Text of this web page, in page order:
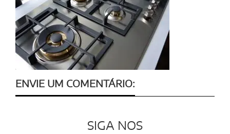
ENVIE UM COMENTÁRIO:
SIGA NOS